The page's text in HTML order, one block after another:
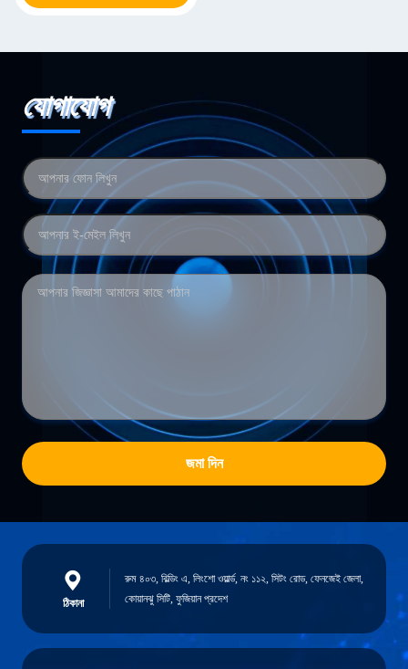
যোগাযোগ
জমা দিন
ঠিকানা
রুম ৪০৩, বিল্ডিং এ, লিংশো ওয়ার্ল্ড, নং ১১২, সিটং রোড, ফেনজেই জেলা,
কোয়ানঝু সিটি, ফুজিয়ান প্রদেশ